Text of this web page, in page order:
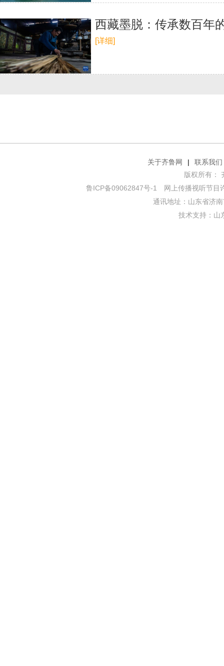
西藏墨脱：传承数百年
[详细]
关于齐鲁网 |
联系我们
版权所有：
鲁ICP备09062847号-1 网上传播视听节目
通讯地址：山东省济
技术支持： 山